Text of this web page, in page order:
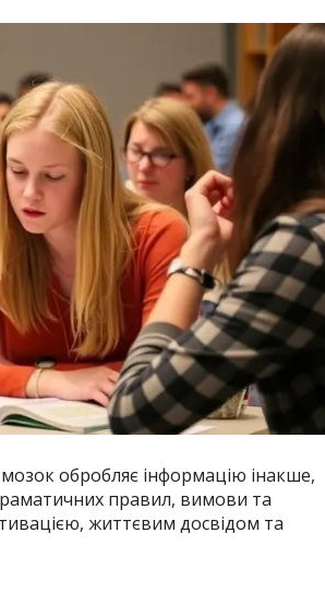
обробляє інформацію інакше,
правил, вимови та
життєвим досвідом та